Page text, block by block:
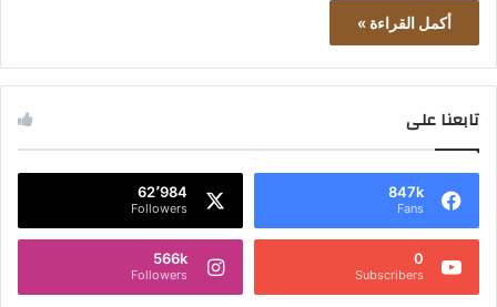
أكمل القراءة »
تابعنا على
847k
Fans
62٬984
Followers
0
Subscribers
566k
Followers